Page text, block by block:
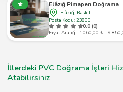
Elâzığ Pimapen Doğrama
Elâzığ, Baskil
Posta Kodu: 23800
0.0 (0)
Fiyat Aralığı: 1.060,00 ₺ -
İllerdeki PVC Doğrama İşleri
Atabilirsiniz